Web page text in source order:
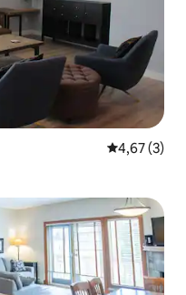
Évaluation
4,67 (3)